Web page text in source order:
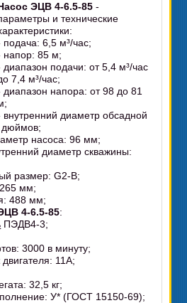
ЭЦВ 4-6.5-85 -
и технические
подача: 6,5 м³/час;
напор: 85 м;
диапазон подачи: от 5,4 м³/час
7,4 м³/час;
диапазон напора: от 98 до 81
внутренний диаметр обсадной
дюймов;
насоса: 96 мм;
диаметр скважины:
размер: G2-В;
мм;
488 мм;
4-6.5-85:
ПЭДВ4-3;
3000 в минуту;
11А;
32,5 кг;
У* (ГОСТ 15150-69);